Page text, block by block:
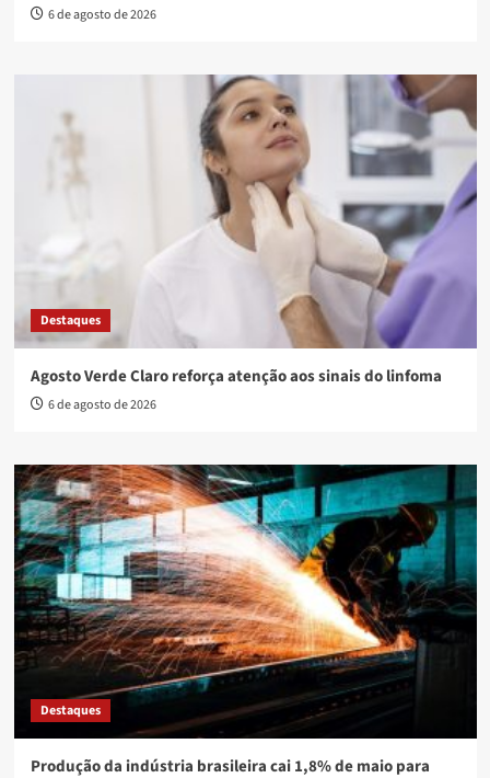
6 de agosto de 2026
Destaques
Agosto Verde Claro reforça atenção aos sinais do linfoma
6 de agosto de 2026
Destaques
Produção da indústria brasileira cai 1,8% de maio para